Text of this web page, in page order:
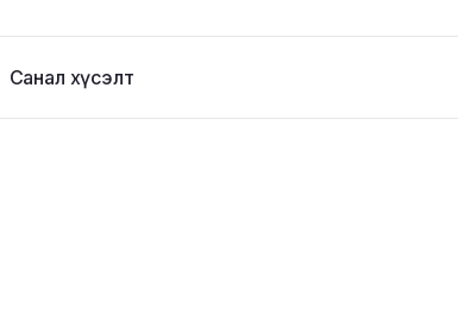
Санал хүсэлт